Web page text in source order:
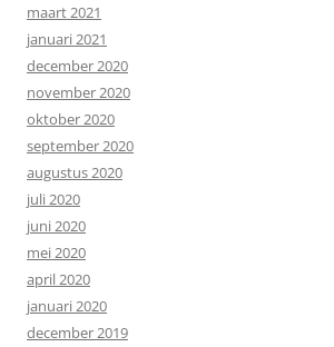
maart 2021
januari 2021
december 2020
november 2020
oktober 2020
september 2020
augustus 2020
juli 2020
juni 2020
mei 2020
april 2020
januari 2020
december 2019